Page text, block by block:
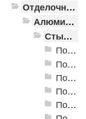
Отделочные профили
Алюминиевые пороги
Стыкоперекрывающие алюминиевые пороги
Пороги алюминиевые ПС-01 25x3 мм (открытый крепеж)
Пороги алюминиевые ПС-02 19x3,5 мм (открытый крепеж)
Пороги алюминиевые ПС-03 37x3,3 мм (открытый крепеж)
Пороги алюминиевые ПС-03-2 28x3,4 мм (открытый крепеж)
Пороги алюминиевые ПС-04 44,5x4,5 мм (открытый крепеж)